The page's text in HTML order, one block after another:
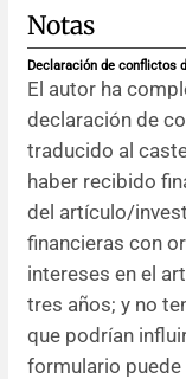
Notas
Declaración de conflictos
El autor ha
declaración de
traducido al
haber recibido
del artículo/
financieras con
intereses en el
tres años; y no
que podrían
formulario